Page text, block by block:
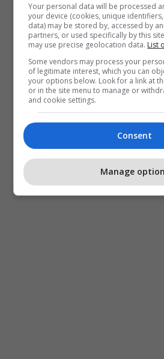
Bayern Munich
Your personal data will be processed
your device (cookies, unique
data) may be stored by, accessed by
partners, or used specifically by this
may use precise geolocation data. List
Some vendors may process your
of legitimate interest, which you can
your options below. Look for a link at
or in the site menu to manage or
and cookie settings.
Consent
Manage